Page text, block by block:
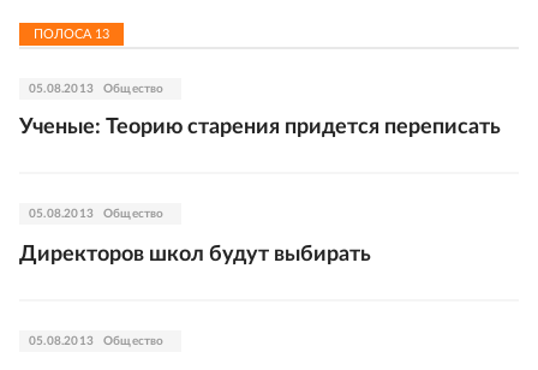
ПОЛОСА 13
05.08.2013 Общество
Ученые: Теорию старения придется переписать
05.08.2013 Общество
Директоров школ будут выбирать
05.08.2013 Общество